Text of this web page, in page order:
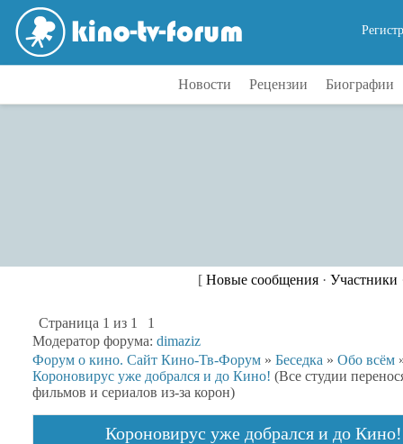
Новости Рецензии Биографии
[ Новые сообщения· Участники
Страница 1 из 1
1
Модератор форума: dimaziz
Форум о кино. Сайт Кино-Тв-Форум » Беседка » Обо всём
Короновирус уже добрался и до Кино! (Все студии
фильмов и сериалов из-за корон)
Короновирус уже добрался и до Кино!